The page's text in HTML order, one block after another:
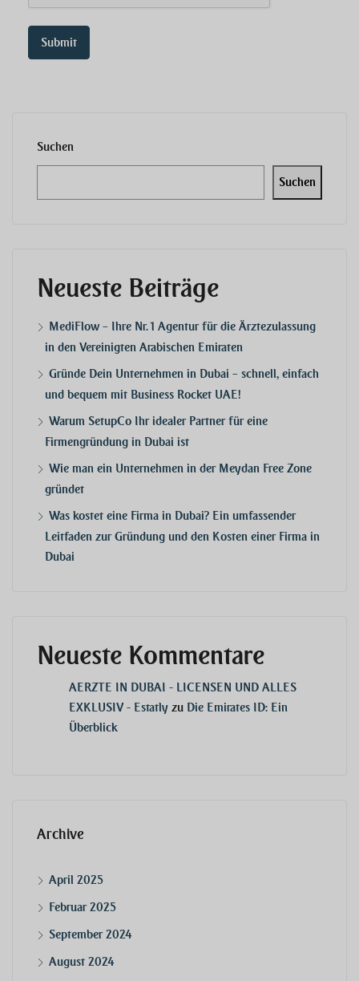
Suchen
Suchen
Neueste Beiträge
MediFlow – Ihre Nr. 1 Agentur für die Ärztezulassung
in den Vereinigten Arabischen Emiraten
Gründe Dein Unternehmen in Dubai – schnell, einfach
und bequem mit Business Rocket UAE!
Warum SetupCo Ihr idealer Partner für eine
Firmengründung in Dubai ist
Wie man ein Unternehmen in der Meydan Free Zone
gründet
Was kostet eine Firma in Dubai? Ein umfassender
Leitfaden zur Gründung und den Kosten einer Firma in
Dubai
Neueste Kommentare
AERZTE IN DUBAI - LICENSEN UND ALLES
EXKLUSIV - Estatly zu Die Emirates ID: Ein
Überblick
Archive
April 2025
Februar 2025
September 2024
August 2024